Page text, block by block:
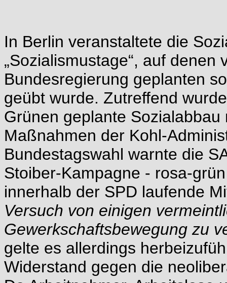
In Berlin veranstaltete die
„Sozialismustage“, auf
Bundesregierung geplanten
geübt wurde. Zutreffend
Grünen geplante
Maßnahmen der Kohl-
Bundestagswahl warnte die
Stoiber-Kampagne - rosa-
innerhalb der SPD laufende
Versuch von einigen
Gewerkschaftsbewegung zu
gelte es allerdings
Widerstand gegen die